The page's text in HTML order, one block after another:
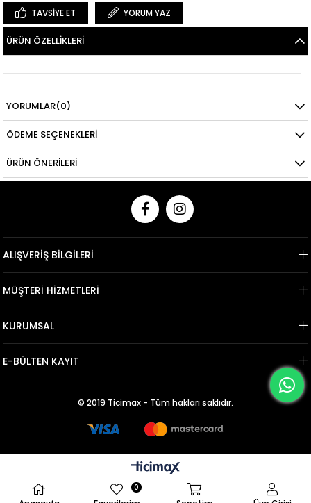
TAVSIYE ET YORUM YAZ
ÜRÜN ÖZELLIKLERI
YORUMLAR(0)
ÖDEME SEÇENEKLERI
ÜRÜN ÖNERILERI
ALIŞVERİŞ BİLGİLERİ
MÜŞTERİ HİZMETLERİ
KURUMSAL
E-BÜLTEN KAYIT
© 2019 Ticimax - Tüm hakları saklıdır.
0